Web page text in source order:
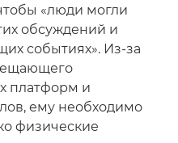
«люди могли
обсуждений и
событиях». Из-за
платформ и
ему необходимо
физические